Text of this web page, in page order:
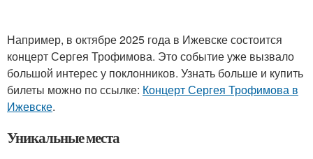
Например, в октябре 2025 года в Ижевске состоится
концерт Сергея Трофимова. Это событие уже вызвало
большой интерес у поклонников. Узнать больше и купить
билеты можно по ссылке: Концерт Сергея Трофимова в
Ижевске.
Уникальные места